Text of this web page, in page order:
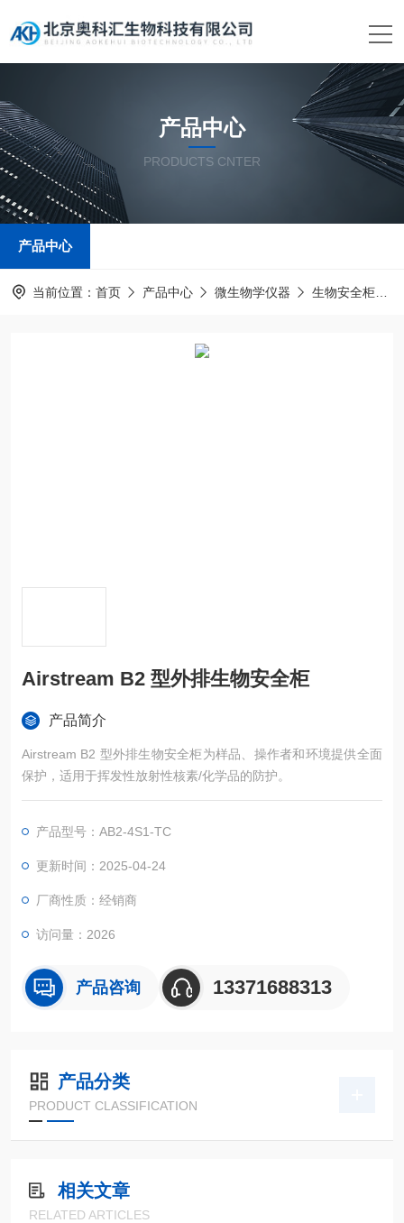
产品中心
PRODUCTS CNTER
产品中心
当前位置： 首页 产品中心 微生物学仪器 生物安全柜
Airstream B2 型外排生物安全柜
产品简介
Airstream B2 型外排生物安全柜为样品、操作者和环境提供全面
保护，适用于挥发性放射性核素/化学品的防护。
产品型号：AB2-4S1-TC
更新时间：2025-04-24
厂商性质：经销商
访问量：2026
产品咨询 13371688313
产品分类
PRODUCT CLASSIFICATION
相关文章
RELATED ARTICLES